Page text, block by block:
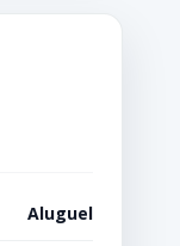
Aluguel